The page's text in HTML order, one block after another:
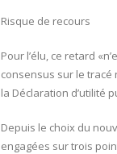
Risque de recours
Pour l’élu, ce retard
consensus sur le
la Déclaration d’utilité
Depuis le choix du
engagées sur trois